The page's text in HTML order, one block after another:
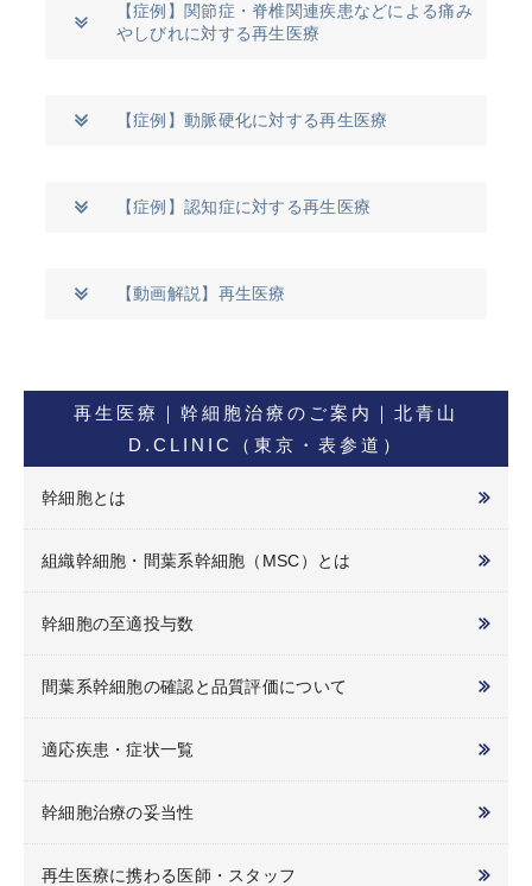
【症例】関節症・脊椎関連疾患などによる痛み
やしびれに対する再生医療
【症例】動脈硬化に対する再生医療
【症例】認知症に対する再生医療
【動画解説】再生医療
再生医療｜幹細胞治療のご案内｜北青山
D.CLINIC（東京・表参道）
幹細胞とは
組織幹細胞・間葉系幹細胞（MSC）とは
幹細胞の至適投与数
間葉系幹細胞の確認と品質評価について
適応疾患・症状一覧
幹細胞治療の妥当性
再生医療に携わる医師・スタッフ